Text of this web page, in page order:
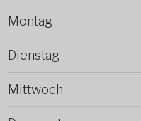
Montag
Dienstag
Mittwoch